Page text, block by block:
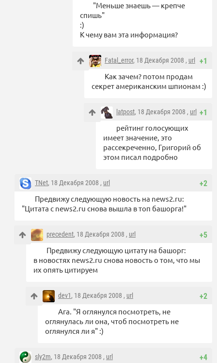
"Меньше знаешь — крепче
спишь"
:)
К чему вам эта информация?
+1
Fatal_error, 18 Декабря 2008 , url
Как зачем? потом продам
секрет американским шпионам :)
+1
latpost, 18 Декабря 2008 , url
рейтинг голосующих
имеет значение, это
рассекреченно, Григорий об
этом писал подробно
+2
TNet, 18 Декабря 2008 , url
Предвижу следующую новость на news2.ru:
"Цитата с news2.ru снова вышла в топ башорга!"
+5
precedent, 18 Декабря 2008 , url
Предвижу следующую цитату на башорг:
в новостях news2.ru снова новость о том, что мы
их опять цитируем
+2
dev1, 18 Декабря 2008 , url
Ага. "Я оглянулся посмотреть, не
оглянулась ли она, чтоб посмотреть не
оглянулся ли я" :)
+4
sly2m, 18 Декабря 2008 , url